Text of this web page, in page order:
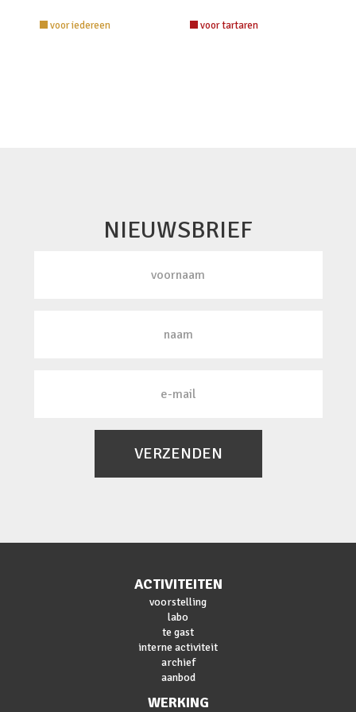
voor iedereen voor tartaren
NIEUWSBRIEF
VERZENDEN
ACTIVITEITEN
voorstelling
labo
te gast
interne activiteit
archief
aanbod
WERKING